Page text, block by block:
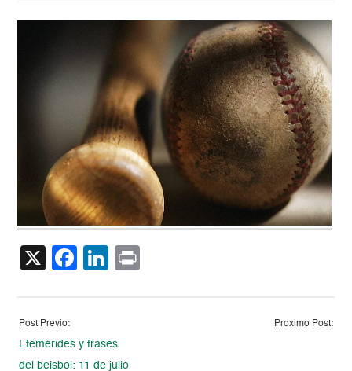
X Facebook
LinkedIn
Post Previo:
Efemérides y frases
del beisbol: 11 de julio
Proximo Post: